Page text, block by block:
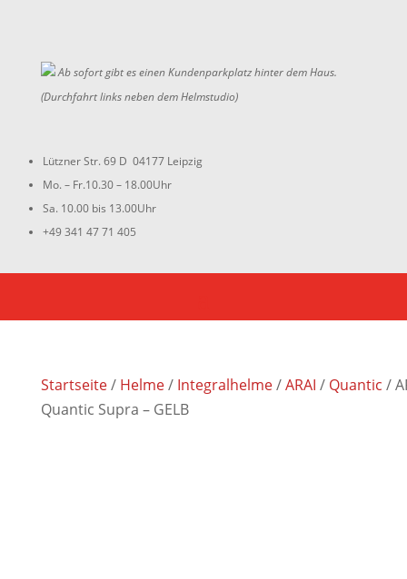
Ab sofort gibt es einen Kundenparkplatz hinter dem Haus.
(Durchfahrt links neben dem Helmstudio)
Lützner Str. 69 D 04177 Leipzig
Mo. – Fr.10.30 – 18.00Uhr
Sa. 10.00 bis 13.00Uhr
+49 341 47 71 405
Startseite/ Helme/ Integralhelme/ARAI / Quantic /
Quantic Supra – GELB